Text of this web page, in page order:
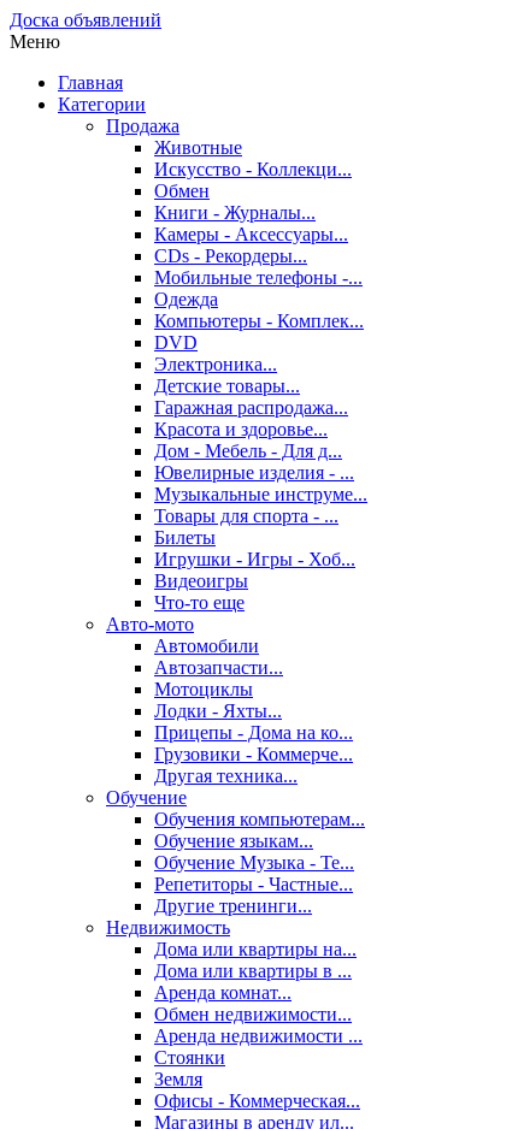
Доска объявлений
Меню
Главная
Категории
Продажа
Животные
Искусство - Коллекци...
Обмен
Книги - Журналы...
Камеры - Аксессуары...
CDs - Рекордеры...
Мобильные телефоны -...
Одежда
Компьютеры - Комплек...
DVD
Электроника...
Детские товары...
Гаражная распродажа...
Красота и здоровье...
Дом - Мебель - Для д...
Ювелирные изделия - ...
Музыкальные инструме...
Товары для спорта - ...
Билеты
Игрушки - Игры - Хоб...
Видеоигры
Что-то еще
Авто-мото
Автомобили
Автозапчасти...
Мотоциклы
Лодки - Яхты...
Прицепы - Дома на ко...
Грузовики - Коммерче...
Другая техника...
Обучение
Обучения компьютерам...
Обучение языкам...
Обучение Музыка - Те...
Репетиторы - Частные...
Другие тренинги...
Недвижимость
Дома или квартиры на...
Дома или квартиры в ...
Аренда комнат...
Обмен недвижимости...
Аренда недвижимости ...
Стоянки
Земля
Офисы - Коммерческая...
Магазины в аренду ил...